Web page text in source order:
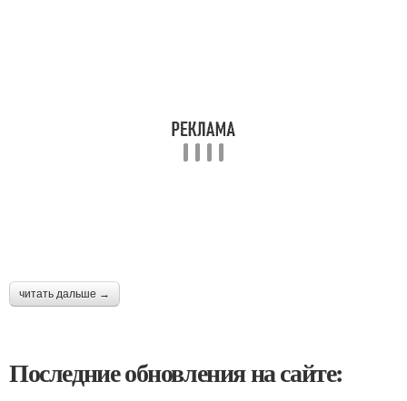
читать дальше →
Последние обновления на сайте: